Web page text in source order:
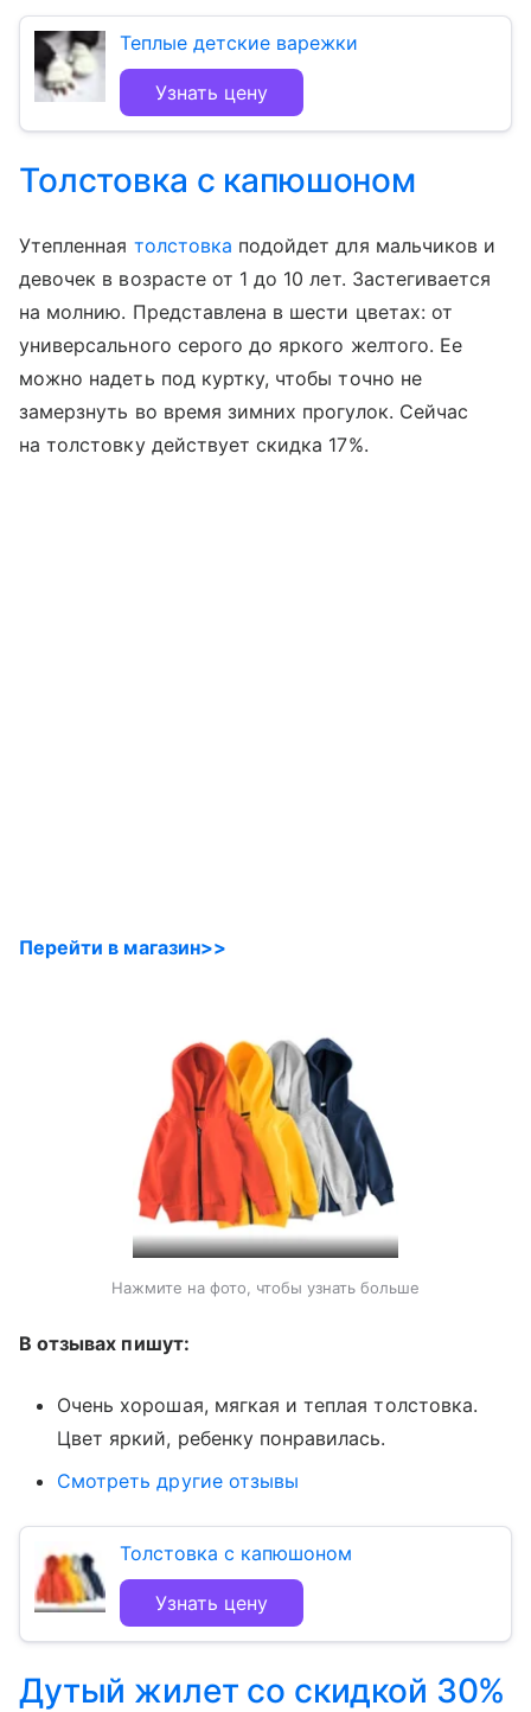
Теплые детские варежки
Узнать цену
Толстовка с капюшоном
Утепленная толстовка подойдет для мальчиков и
девочек в возрасте от 1 до 10 лет. Застегивается
на молнию. Представлена в шести цветах: от
универсального серого до яркого желтого. Ее
можно надеть под куртку, чтобы точно не
замерзнуть во время зимних прогулок. Сейчас
на толстовку действует скидка 17%.
Перейти в магазин>>
Нажмите на фото, чтобы узнать больше
В отзывах пишут:
Очень хорошая, мягкая и теплая толстовка.
Цвет яркий, ребенку понравилась.
Смотреть другие отзывы
Толстовка с капюшоном
Узнать цену
Дутый жилет со скидкой 30%